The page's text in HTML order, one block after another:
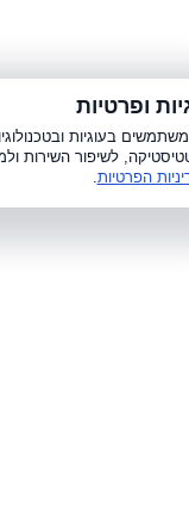
ופרטיות
משתמשים בעוגיות
לשיפור השירות
הפרטיות.